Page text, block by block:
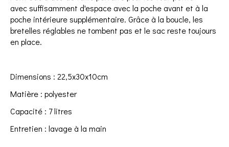
avec suffisamment d'espace avec la poche avant et à la
poche intérieure supplémentaire. Grâce à la boucle, les
bretelles réglables ne tombent pas et le sac reste toujours
en place.
Dimensions : 22,5x30x10cm
Matière : polyester
Capacité : 7 litres
Entretien : lavage à la main